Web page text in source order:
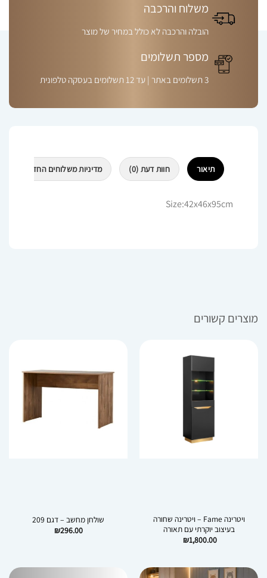
משלוח והרכבה
הובלה והרכבה לא כולל במחיר של מוצר
מספר תשלומים
3 תשלומים באתר | עד 12 תשלומים בעסקה טלפונית
תיאור חוות דעת (0) מדיניות משלוחים החזרות
Size:42x46x95cm
מוצרים קשורים
ויטרינה Fame – ויטרינה שחורה
בעיצוב יוקרתי עם תאורה
₪1,800.00
שולחן מחשב – דגם 209
₪296.00